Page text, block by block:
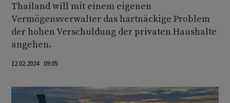
Thailand will mit einem eigenen
Vermögensverwalter das hartnäckige Problem
der hohen Verschuldung der privaten Haushalte
angehen.
12.02.2024 09:05